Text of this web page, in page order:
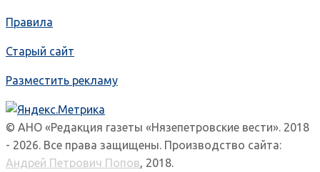
Правила
Старый сайт
Разместить рекламу
© АНО «Редакция газеты «Нязепетровские вести». 2018
- 2026. Все права защищены. Производство сайта:
Андрей Петрович Попов, 2018.